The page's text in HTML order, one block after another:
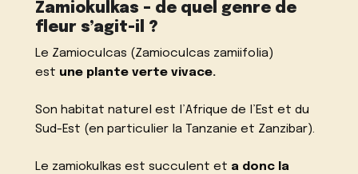
Zamiokulkas – de quel genre de
fleur s’agit-il ?
Le Zamioculcas (Zamioculcas zamiifolia)
est une plante verte vivace.
Son habitat naturel est l’Afrique de l’Est et du
Sud-Est (en particulier la Tanzanie et Zanzibar).
Le zamiokulkas est succulent et a donc la